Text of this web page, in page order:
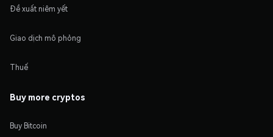
Đề xuất niêm yết
Giao dịch mô phỏng
Thuế
Buy more cryptos
Buy Bitcoin